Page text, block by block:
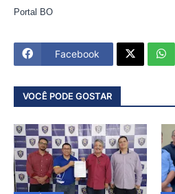
Portal BO
Facebook
VOCÊ PODE GOSTAR